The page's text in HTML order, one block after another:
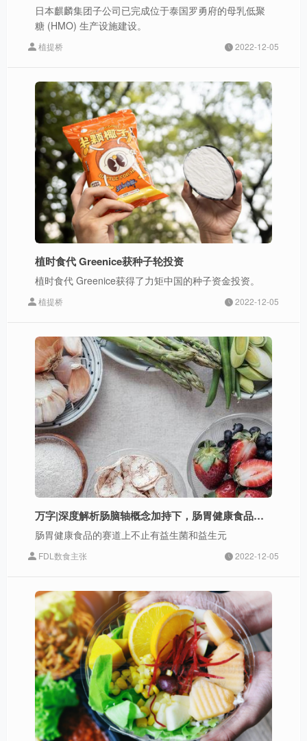
日本麒麟集团子公司已完成位于泰国罗勇府的母乳低聚
糖 (HMO) 生产设施建设。
植提桥 2022-12-05
植时食代 Greenice获种子轮投资
植时食代 Greenice获得了力矩中国的种子资金投资。
植提桥 2022-12-05
万字|深度解析肠脑轴概念加持下，肠胃健康食品市场的N种可能
肠胃健康食品的赛道上不止有益生菌和益生元
FDL数食主张 2022-12-05